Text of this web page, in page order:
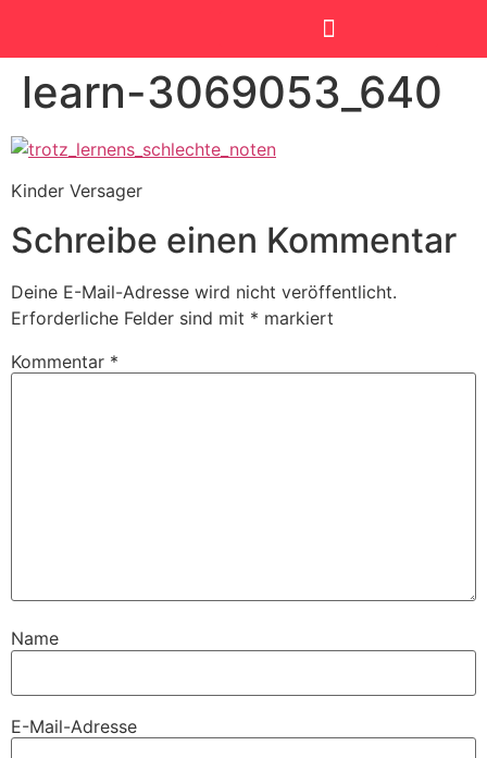
learn-3069053_640
Kinder Versager
Schreibe einen Kommentar
Deine E-Mail-Adresse wird nicht veröffentlicht.
Erforderliche Felder sind mit * markiert
Kommentar *
Name
E-Mail-Adresse